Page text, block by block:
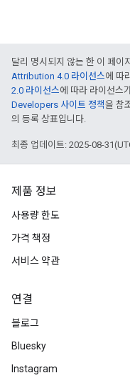
달리 명시되지 않는 한 이 페이
Attribution 4.0 라이선스에 따
2.0 라이선스에 따라 라이선스
Developers 사이트 정책을 참
의 등록 상표입니다.
최종 업데이트: 2025-08-
제품 정보
사용량 한도
가격 책정
서비스 약관
연결
블로그
Bluesky
Instagram